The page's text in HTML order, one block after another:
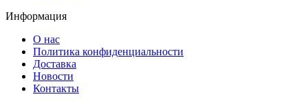
Информация
О нас
Политика конфиденциальности
Доставка
Новости
Контакты